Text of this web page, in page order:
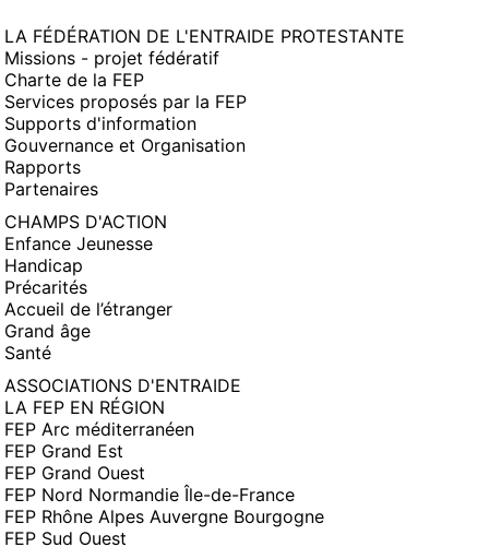
LA FÉDÉRATION DE L'ENTRAIDE PROTESTANTE
Missions - projet fédératif
Charte de la FEP
Services proposés par la FEP
Supports d'information
Gouvernance et Organisation
Rapports
Partenaires
CHAMPS D'ACTION
Enfance Jeunesse
Handicap
Précarités
Accueil de l’étranger
Grand âge
Santé
ASSOCIATIONS D'ENTRAIDE
LA FEP EN RÉGION
FEP Arc méditerranéen
FEP Grand Est
FEP Grand Ouest
FEP Nord Normandie Île-de-France
FEP Rhône Alpes Auvergne Bourgogne
FEP Sud Ouest